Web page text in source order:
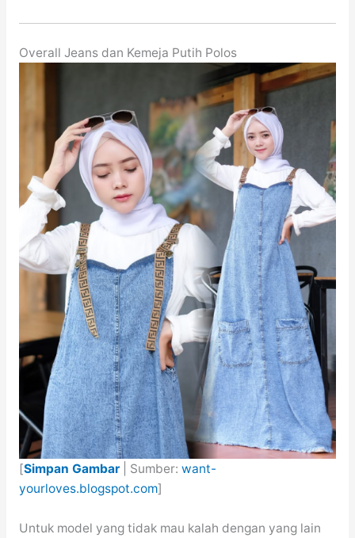
Overall Jeans dan Kemeja Putih Polos
[Simpan Gambar| Sumber: want-
yourloves.blogspot.com]
Untuk model yang tidak mau kalah dengan yang lain